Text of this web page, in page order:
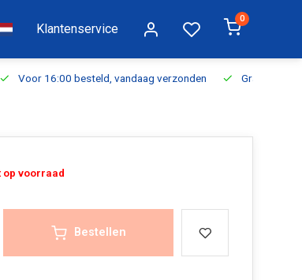
Klantenservice
0
Voor 16:00 besteld, vandaag verzonden Gratis
op voorraad
Bestellen